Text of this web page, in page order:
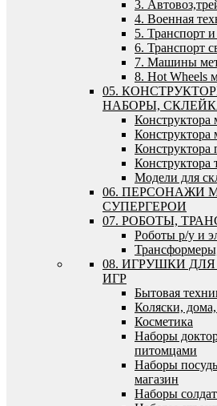
3.
4. Военная
5. Транспорт
6. Транспорт
7. Машины
8. Hot Wheels
05.
НАБОРЫ,
Конструктора
Конструктора
Конструктора
Конструктора
Модели для
06. ПЕРСОНАЖИ
СУПЕРГЕРОИ
07. РОБОТЫ,
Роботы р/у и
08. ИГРУШКИ
ИГР
Бытовая
Коляски,
Косметика
Наборы
питомцами
Наборы
магазин
Наборы